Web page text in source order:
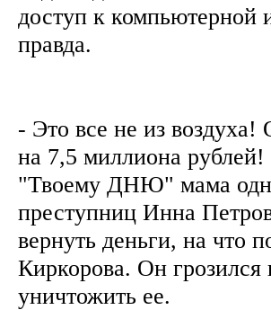
доступ к
правда.
- Это все не из
на 7,5 миллиона рублей!
"Твоему ДНЮ" мама
преступниц Инна
вернуть деньги, на что
Киркорова. Он
уничтожить ее.